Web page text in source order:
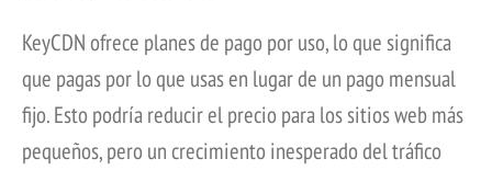
KeyCDN ofrece planes de pago por uso, lo que significa
que pagas por lo que usas en lugar de un pago mensual
fijo. Esto podría reducir el precio para los sitios web más
pequeños, pero un crecimiento inesperado del tráfico